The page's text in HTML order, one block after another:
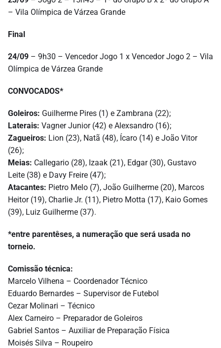
– Vila Olímpica de Várzea Grande
Final
24/09 – 9h30 – Vencedor Jogo 1 x Vencedor Jogo 2 – Vila
Olímpica de Várzea Grande
CONVOCADOS*
Goleiros: Guilherme Pires (1) e Zambrana (22);
Laterais: Vagner Junior (42) e Alexsandro (16);
Zagueiros: Lion (23), Natã (48), Ícaro (14) e João Vitor
(26);
Meias: Callegario (28), Izaak (21), Edgar (30), Gustavo
Leite (38) e Davy Freire (47);
Atacantes: Pietro Melo (7), João Guilherme (20), Marcos
Heitor (19), Charlie Jr. (11), Pietro Motta (17), Kaio Gomes
(39), Luiz Guilherme (37).
*entre parentêses, a numeração que será usada no
torneio.
Comissão técnica:
Marcelo Vilhena – Coordenador Técnico
Eduardo Bernardes – Supervisor de Futebol
Cezar Molinari – Técnico
Alex Carneiro – Preparador de Goleiros
Gabriel Santos – Auxiliar de Preparação Física
Moisés Silva – Roupeiro